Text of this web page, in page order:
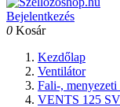
Bejelentkezés
0 Kosár
Kezdőlap
Ventilátor
Fali-,
VENTS 125